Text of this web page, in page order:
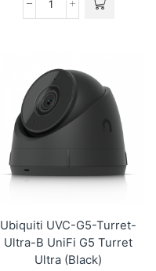
Ubiquiti
W
8MP
AI
Turret
IP
ποσότητα
Ubiquiti UVC-G5-Turret-
Ultra-B UniFi G5 Turret
Ultra (Black)